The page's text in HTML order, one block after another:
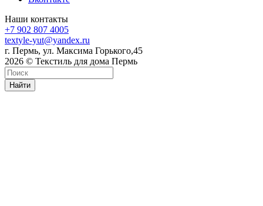
Наши контакты
+7 902 807 4005
textyle-yut@yandex.ru
г. Пермь, ул. Максима Горького,45
2026 © Текстиль для дома Пермь
Найти